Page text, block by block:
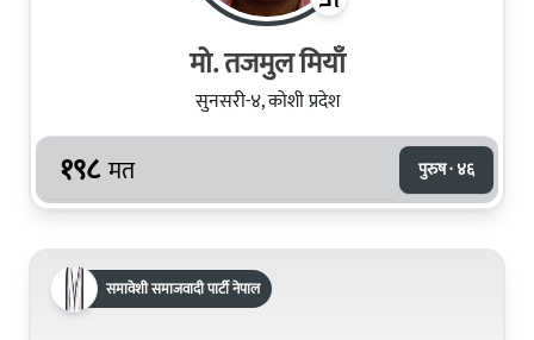
मो. तजमुल मियाँ
सुनसरी-४, कोशी प्रदेश
१९८ मत पुरुष · ४६
समावेशी समाजवादी पार्टी नेपाल